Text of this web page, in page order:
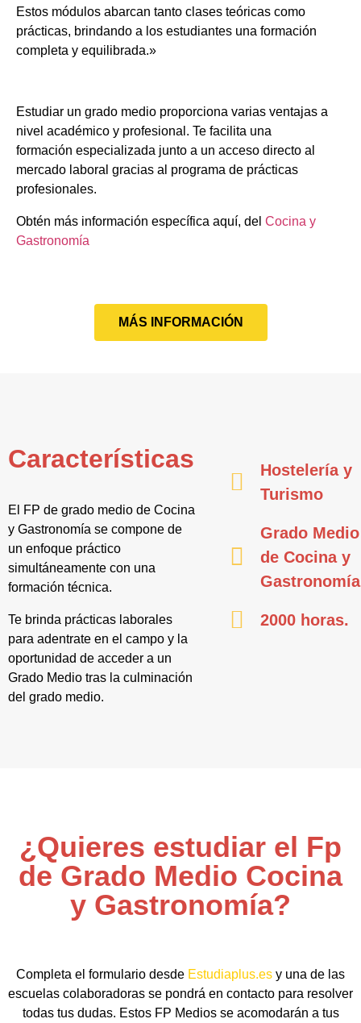
Estos módulos abarcan tanto clases teóricas como
prácticas, brindando a los estudiantes una formación
completa y equilibrada.»
Estudiar un grado medio proporciona varias ventajas a
nivel académico y profesional. Te facilita una
formación especializada junto a un acceso directo al
mercado laboral gracias al programa de prácticas
profesionales.
Obtén más información específica aquí, del Cocina y
Gastronomía
MÁS INFORMACIÓN
Características
El FP de grado medio de Cocina
y Gastronomía se compone de
un enfoque práctico
simultáneamente con una
formación técnica.
Te brinda prácticas laborales
para adentrate en el campo y la
oportunidad de acceder a un
Grado Medio tras la culminación
del grado medio.
Hostelería y
Turismo
Grado Medio
de Cocina y
Gastronomía
2000 horas.
¿Quieres estudiar el Fp
de Grado Medio Cocina
y Gastronomía?
Completa el formulario desde Estudiaplus.es y una de las
escuelas colaboradoras se pondrá en contacto para resolver
todas tus dudas. Estos FP Medios se acomodarán a tus